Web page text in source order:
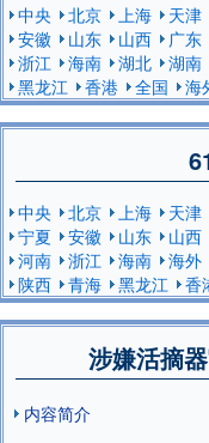
中央 北京 上海 天津
安徽
山东 山西 广东
浙江
海南 湖北 湖南
黑龙江
香港 全国 海
中央 北京 上海 天津
宁夏
安徽 山东 山西
河南
浙江 海南 海外
陕西
青海 黑龙江 香
涉嫌活摘
内容简介